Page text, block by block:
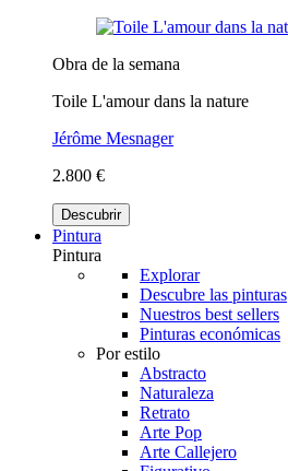
Obra de la semana
Toile L'amour dans la nature
Jérôme Mesnager
2.800 €
Descubrir
Pintura
Pintura
Explorar
Descubre las pinturas
Nuestros best sellers
Pinturas económicas
Por estilo
Abstracto
Naturaleza
Retrato
Arte Pop
Arte Callejero